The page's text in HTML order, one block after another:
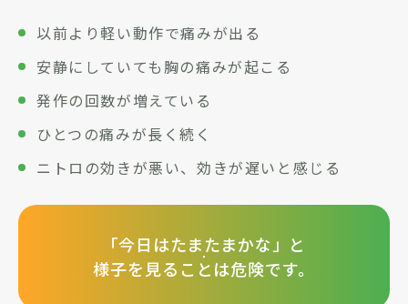
以前より軽い動作で痛みが出る
安静にしていても胸の痛みが起こる
発作の回数が増えている
ひとつの痛みが長く続く
ニトロの効きが悪い、効きが遅いと感じる
「今日はたまたまかな」と
様子を見ることは危険です。